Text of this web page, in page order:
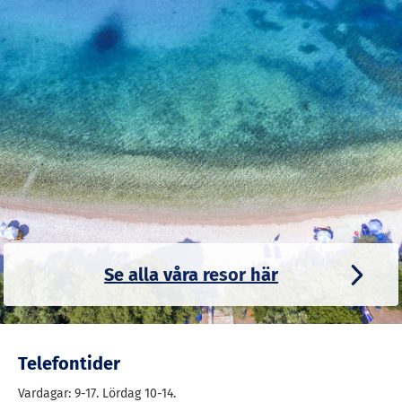
Om du bokar resan online, ange rabattkoden
"60plus"
Om du vill boka din resa via telefon är
det bara att fråga efter 60plus-rabatten så sköter
vi resten. Våra duktiga resesäljare finns
tillgängliga på telefon vardagar kl. 9.00 - 17.00.
Ring till oss på tel.0775-888 916
Vi vet hur viktigt det är att ha rätt miljö när man
reser med barn. Därför har vi valt ut de bästa
hotellen för barnfamiljer med EXTRA stora
rabatter för barn.
barnrabatter:
Mellieha Holiday Centrepå Malta med
Hotel Vila Baleira
direktflyg från Köpenhamn
Se alla våra resor här
Telefontider
Vardagar: 9-17. Lördag 10-14.